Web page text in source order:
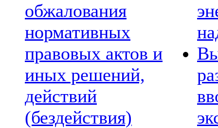
обжалования
нормативных
правовых актов и
иных решений,
действий
(бездействия)